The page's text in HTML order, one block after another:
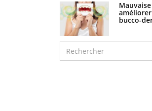
améliorer
bucco-